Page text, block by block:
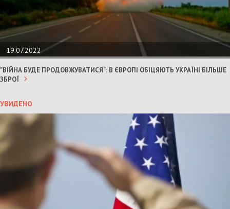
19.07.2022
"ВІЙНА БУДЕ ПРОДОВЖУВАТИСЯ": В ЄВРОПІ ОБІЦЯЮТЬ УКРАЇНІ БІЛЬШЕ
ЗБРОЇ
УВИДЕНО